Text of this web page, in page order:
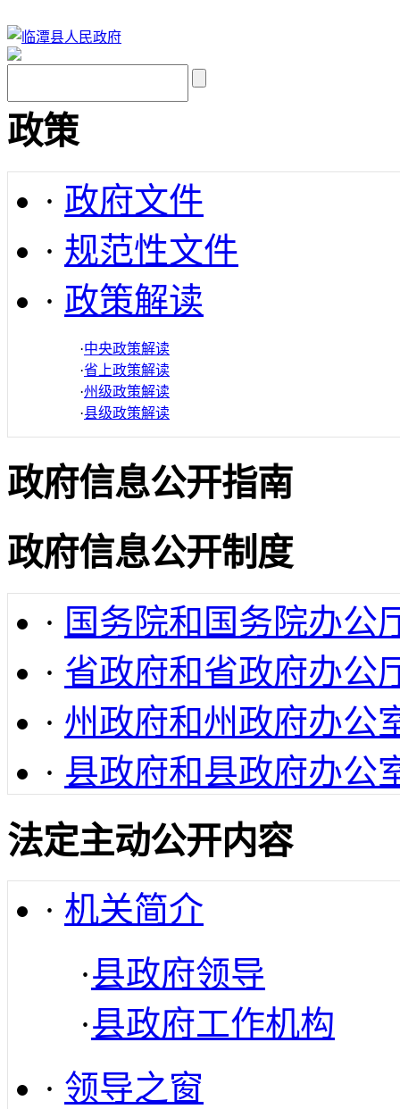
政策
· 政府文件
· 规范性文件
· 政策解读
·中央政策解读
·省上政策解读
·州级政策解读
·县级政策解读
政府信息公开指南
政府信息公开制度
· 国务院和国务院办公
· 省政府和省政府办公
· 州政府和州政府办公
· 县政府和县政府办公
法定主动公开内容
· 机关简介
·县政府领导
·县政府工作机构
· 领导之窗